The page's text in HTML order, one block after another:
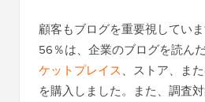
顧客もブログを重要視してい
56％は、企業のブログを読んだ
ケットプレイス、ストア、ま
を購入しました。また、調査